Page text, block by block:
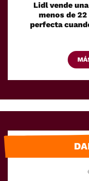
Lidl vende
menos de
perfecta